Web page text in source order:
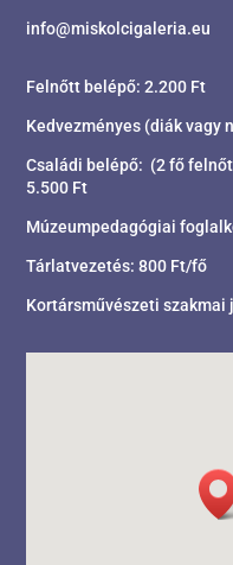
info@miskolcigaleria.eu
Felnőtt belépő: 2.200 Ft
Kedvezményes (diák vagy
Családi belépő: (2 fő
5.500 Ft
Múzeumpedagógiai
Tárlatvezetés: 800 Ft/fő
Kortársművészeti szakmai